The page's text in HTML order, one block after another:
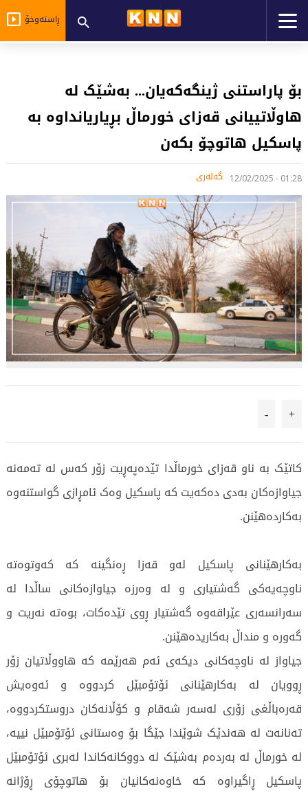
ڕاستەوخۆ
بۆ پاراستنی ژینگەکەیان... بەشێک لە
هاوڵاتییانی قەزای خورماڵ بڕیاریانداوە بە
پاسکیل هاتوچۆ بکەن
01:28 - 12/02/2025 گەلەری
+
-
کاتێک بە ناو قەزای خورماڵدا تێدەپەڕیت زۆر کەس لە تەمەنە
جیاوازەکان بەدی دەکەیت کە پاسکیل وەک ئامڕازی گواستنەوە
بەکاردەهێنن.
بەکارهێنانی پاسکیل لەو قەزا ڕەنگینە کە کەوتوەتە
ناوچەیەکی گەشتیاری و لە وەرزە جیاوازەکانی ساڵدا لە
سەرانسەری عێراقەوە گەشتیار ڕوی تێدەکات، بوەتە نەریت و
گەورە و منداڵ بەکاریدەهێنن.
جیاواز لە ناوچەکانی دیکەی ئەم هەرێمە کە هاووڵاتیان زۆر
ڕوویان لە بەکارهێنانی ئۆتۆمبێل کردووە و ئەوەیش
قەرەباڵغی زۆری لەسەر شەقام و کۆڵانەکان دروستکردووە،
تەنانەت لە هەندێک شوێندا جێگا بۆ وەستانی ئۆتۆمبێل نییە،
لە خورماڵ لە بەردەم بەشێک لە دووکانەکاندا لەبری ئۆتۆمبێل
پاسکیل ڕاگیراوە کە خاوەنەکانیان بۆ هاتوچۆی ڕۆژانە